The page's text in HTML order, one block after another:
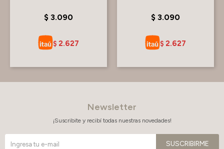
$ 3.090
$ 2.627
$ 3.090
$ 2.627
Newsletter
¡Suscribite y recibí todas nuestras novedades!
SUSCRIBIRME